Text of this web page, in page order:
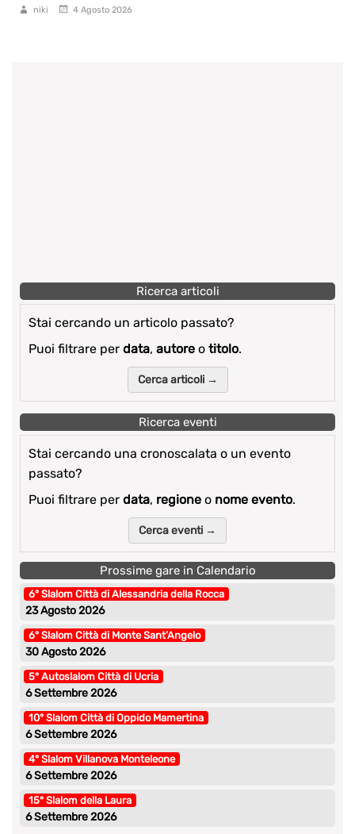
niki 4 Agosto 2026
Ricerca articoli
Stai cercando un articolo passato?
Puoi filtrare per data, autore o titolo.
Cerca articoli →
Ricerca eventi
Stai cercando una cronoscalata o un evento
passato?
Puoi filtrare per data, regione o nome evento.
Cerca eventi →
Prossime gare in Calendario
6° Slalom Città di Alessandria della Rocca
23 Agosto 2026
6° Slalom Città di Monte Sant’Angelo
30 Agosto 2026
5° Autoslalom Città di Ucria
6 Settembre 2026
10° Slalom Città di Oppido Mamertina
6 Settembre 2026
4° Slalom Villanova Monteleone
6 Settembre 2026
15° Slalom della Laura
6 Settembre 2026